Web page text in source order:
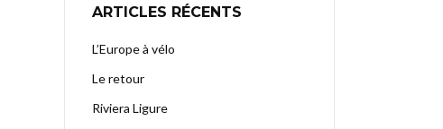
ARTICLES RÉCENTS
L’Europe à vélo
Le retour
Riviera Ligure